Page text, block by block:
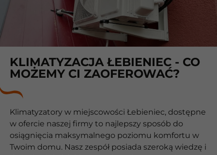
KLIMATYZACJA ŁEBIENIEC - CO
MOŻEMY CI ZAOFEROWAĆ?
Klimatyzatory w miejscowości Łebieniec, dostępne
w ofercie naszej firmy to najlepszy sposób do
osiągnięcia maksymalnego poziomu komfortu w
Twoim domu. Nasz zespół posiada szeroką wiedzę i